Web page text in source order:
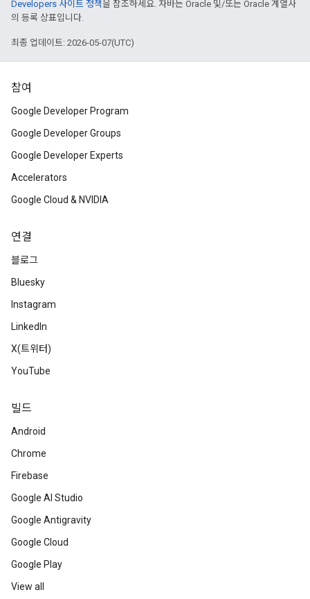
Developers 사이트 정책을 참조하세요. 자바는 Oracle 및/또는 Oracle 계열사
의 등록 상표입니다.
최종 업데이트: 2026-05-07(UTC)
참여
Google Developer Program
Google Developer Groups
Google Developer Experts
Accelerators
Google Cloud & NVIDIA
연결
블로그
Bluesky
Instagram
LinkedIn
X(트위터)
YouTube
빌드
Android
Chrome
Firebase
Google AI Studio
Google Antigravity
Google Cloud
Google Play
View all